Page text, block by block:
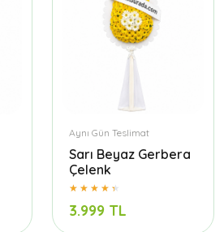
Aynı Gün Teslimat
Sarı Beyaz Gerbera
Çelenk
3.999 TL